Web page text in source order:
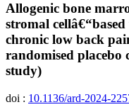
Allogenic bone
stromal
chronic low back
randomised
study)
doi : 10.1136/ard-2024-